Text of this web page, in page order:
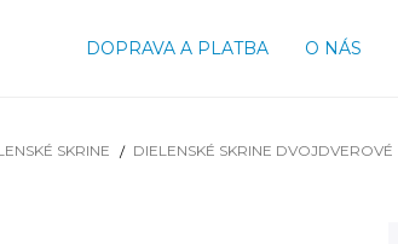
DOPRAVA A PLATBA O NÁS
SKRINE DIELENSKÉ SKRINE DVOJDVEROVÉ